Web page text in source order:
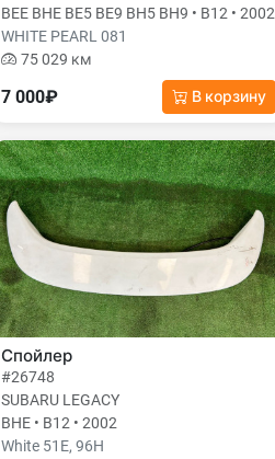
BEE BHE BE5 BE9 BH5 BH9 • B12 • 2002
WHITE PEARL 081
75 029 км
7 000₽ В корзину
Спойлер
#26748
SUBARU LEGACY
BHE • B12 • 2002
White 51E, 96H